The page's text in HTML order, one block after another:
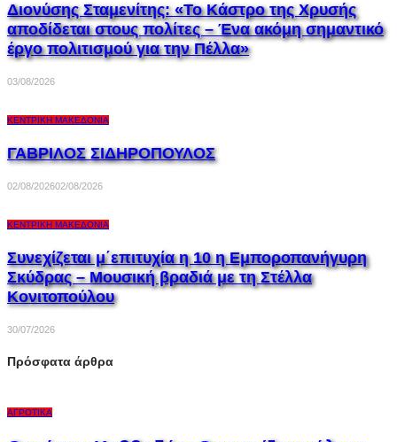
Διονύσης Σταμενίτης: «Το Κάστρο της Χρυσής
αποδίδεται στους πολίτες – Ένα ακόμη σημαντικό
έργο πολιτισμού για την Πέλλα»
03/08/2026
ΚΕΝΤΡΙΚΉ ΜΑΚΕΔΟΝΊΑ
ΓΑΒΡΙΛΟΣ ΣΙΔΗΡΟΠΟΥΛΟΣ
02/08/202602/08/2026
ΚΕΝΤΡΙΚΉ ΜΑΚΕΔΟΝΊΑ
Συνεχίζεται μ΄επιτυχία η 10 η Εμποροπανήγυρη
Σκύδρας – Μουσική βραδιά με τη Στέλλα
Κονιτοπούλου
30/07/2026
Πρόσφατα άρθρα
ΑΓΡΟΤΙΚΆ